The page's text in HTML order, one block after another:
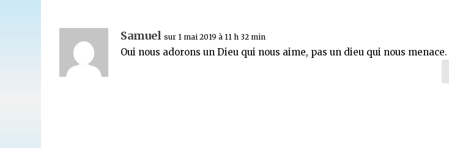
Samuel sur 1 mai 2019 à 11 h 32 min
Oui nous adorons un Dieu qui nous aime, pas un dieu qui nous menace.